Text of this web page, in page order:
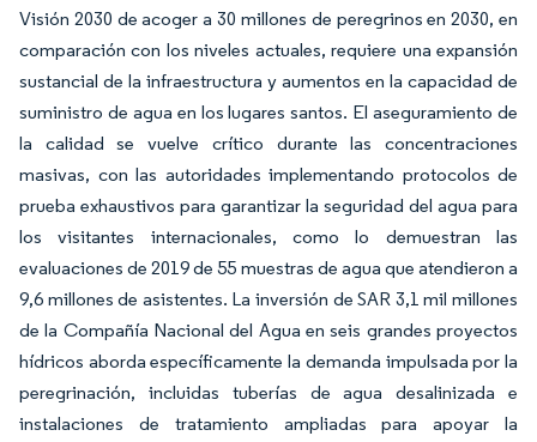
Visión 2030 de acoger a 30 millones de peregrinos en 2030, en
comparación con los niveles actuales, requiere una expansión
sustancial de la infraestructura y aumentos en la capacidad de
suministro de agua en los lugares santos. El aseguramiento de
la calidad se vuelve crítico durante las concentraciones
masivas, con las autoridades implementando protocolos de
prueba exhaustivos para garantizar la seguridad del agua para
los visitantes internacionales, como lo demuestran las
evaluaciones de 2019 de 55 muestras de agua que atendieron a
9,6 millones de asistentes. La inversión de SAR 3,1 mil millones
de la Compañía Nacional del Agua en seis grandes proyectos
hídricos aborda específicamente la demanda impulsada por la
peregrinación, incluidas tuberías de agua desalinizada e
instalaciones de tratamiento ampliadas para apoyar la